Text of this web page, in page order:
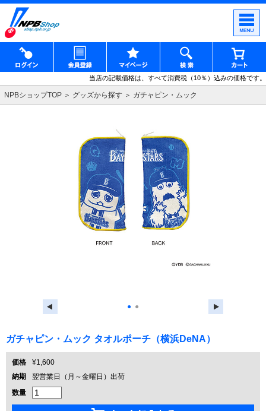
当店の記載価格は、すべて消費税（10％）込みの価格です。
NPBショップTOP グッズから探す ガチャピン・ムック
● ●
ガチャピン・ムック タオルポーチ（横浜DeNA）
価格
¥1,600
納期
翌営業日（月～金曜日）出荷
数量